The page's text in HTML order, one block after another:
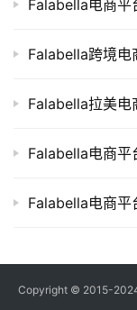
Falabella电商平
Falabella跨境电
Falabella拉美电
Falabella电商平
Falabella电商平
Copyright © 2015-